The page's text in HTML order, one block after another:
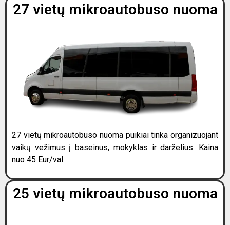
27 vietų mikroautobuso nuoma
27 vietų mikroautobuso nuoma puikiai tinka organizuojant
vaikų vežimus į baseinus, mokyklas ir darželius. Kaina
nuo 45 Eur/val.
25 vietų mikroautobuso nuoma